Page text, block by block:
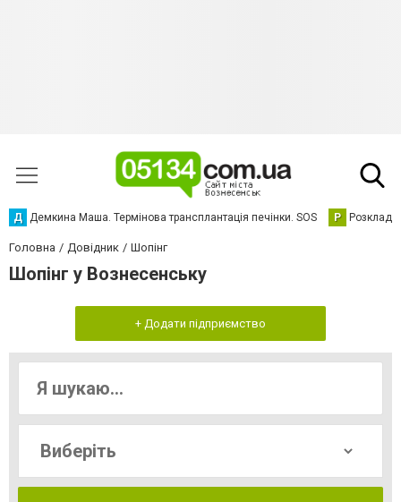
Д Демкина Маша. Термінова трансплантація печінки. SOS Р Розклад
Головна Довідник Шопінг
Шопінг у Вознесенську
+ Додати підприємство